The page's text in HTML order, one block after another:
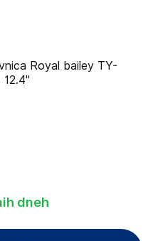
Royal bailey TY-
dneh